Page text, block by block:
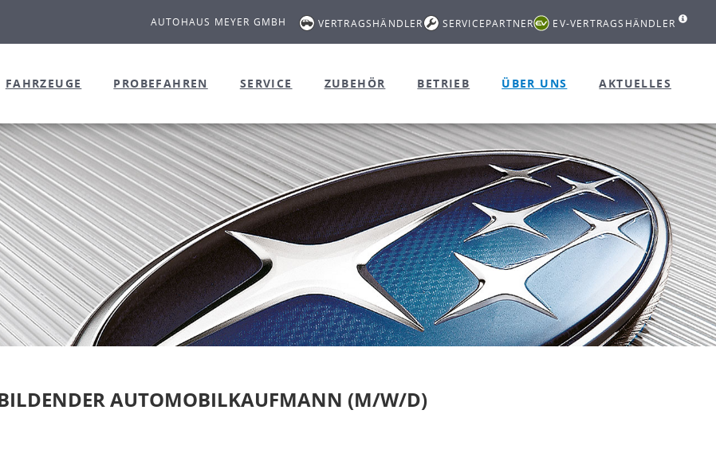
AUTOHAUS MEYER GMBH VERTRAGSHÄNDLER SERVICEPARTNER EV-VERTRAGSHÄNDLER
FAHRZEUGE PROBEFAHREN SERVICE ZUBEHÖR BETRIEB ÜBER UNS AKTUELLES
AUTOMOBILKAUFMANN (M/W/D)